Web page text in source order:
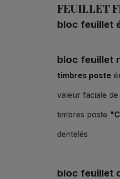
FEUILLET
bloc feuillet
bloc feuillet
timbres poste
valeur faciale
timbres poste
dentelés
bloc feuillet